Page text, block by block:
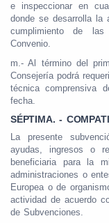
e inspeccionar en
donde se desarrolla la
cumplimiento de
Convenio.
m.- Al término del
Consejería podrá
técnica comprensiva
fecha.
SÉPTIMA. -
La presente
ayudas, ingresos o
beneficiaria para la
administraciones o
Europea o de
actividad de acuerdo
de Subvenciones.